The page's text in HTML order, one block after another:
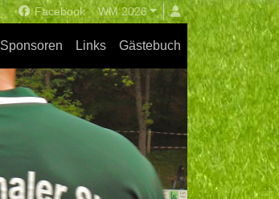
Facebook WM 2026
Sponsoren Links Gästebuch